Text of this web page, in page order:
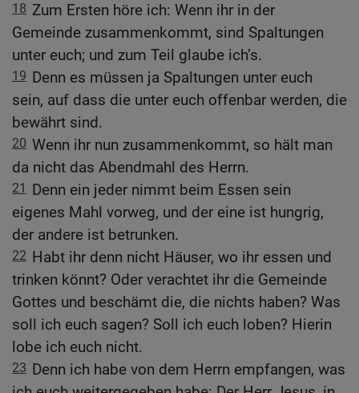
18 Zum Ersten höre ich: Wenn ihr in der
Gemeinde zusammenkommt, sind Spaltungen
unter euch; und zum Teil glaube ich’s.
19 Denn es müssen ja Spaltungen unter euch
sein, auf dass die unter euch offenbar werden, die
bewährt sind.
20 Wenn ihr nun zusammenkommt, so hält man
da nicht das Abendmahl des Herrn.
21
Denn ein jeder nimmt beim Essen sein
eigenes Mahl vorweg, und der eine ist hungrig,
der andere ist betrunken.
22 Habt ihr denn nicht Häuser, wo ihr essen und
trinken könnt? Oder verachtet ihr die Gemeinde
Gottes und beschämt die, die nichts haben? Was
soll ich euch sagen? Soll ich euch loben? Hierin
lobe ich euch nicht.
23 Denn ich habe von dem Herrn empfangen, was